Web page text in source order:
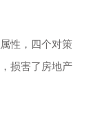
性，四个对策
损害了房地产